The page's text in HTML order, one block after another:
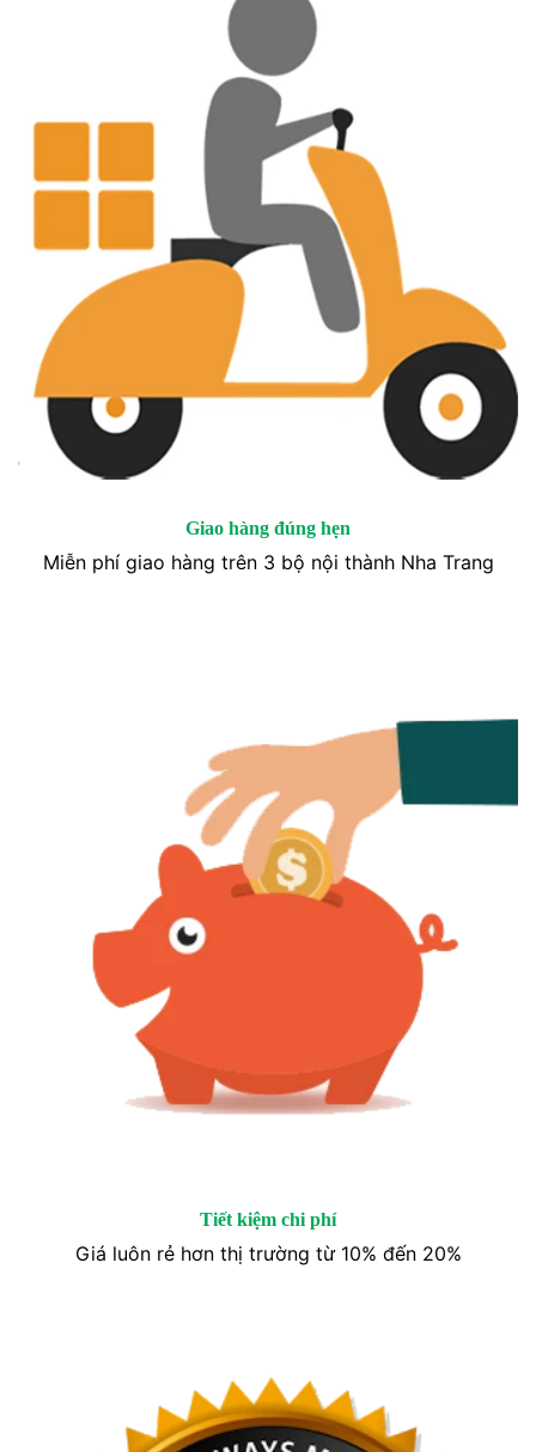
Giao hàng đúng hẹn
Miễn phí giao hàng trên 3 bộ nội thành Nha Trang
Tiết kiệm chi phí
Giá luôn rẻ hơn thị trường từ 10% đến 20%